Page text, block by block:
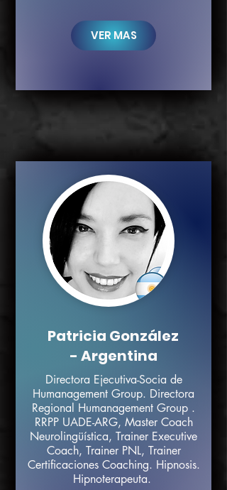
VER MÁS
Patricia González
- Argentina
Directora Ejecutiva-Socia de
Humanagement Group. Directora
Regional Humanagement Group .
RRPP UADE-ARG, Master Coach
Neurolingüística, Trainer Executive
Coach, Trainer PNL, Trainer
Certificaciones Coaching. Hipnosis.
Hipnoterapeuta.